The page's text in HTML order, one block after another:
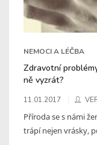
NEMOCI A LÉČBA
Zdravotní
ně vyzrát?
11.01.2017
Příroda se s námi
trápí nejen vrásky,